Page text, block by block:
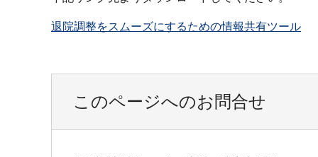
退院調整をスムーズにするための情報共有ツール
このページへのお問合せ